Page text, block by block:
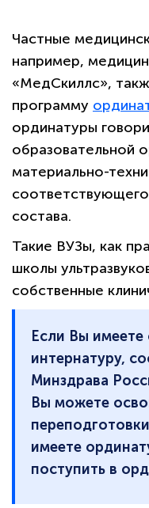
Частные
например,
«МедСкиллс»,
программу
ординатуры
образовательной
материально-
состава.
Такие ВУЗы, как
школы
собственные
Если Вы
интернатуру,
Минздрава
Вы можете
имеете
поступить в